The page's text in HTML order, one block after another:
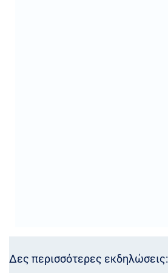
Δες περισσότερες εκδηλώσεις: